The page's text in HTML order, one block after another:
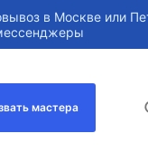
в Москве или
мастера